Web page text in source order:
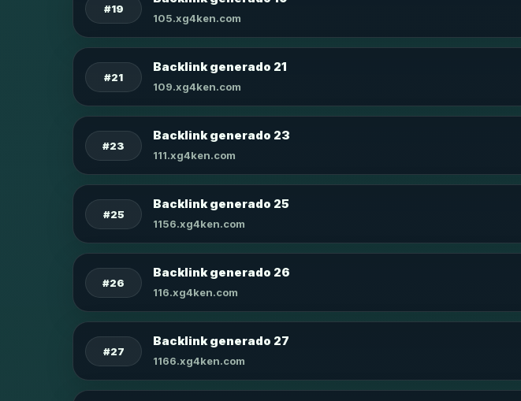
#19
105.xg4ken.com
#21
Backlink generado 21
109.xg4ken.com
#23
Backlink generado 23
111.xg4ken.com
#25
Backlink generado 25
1156.xg4ken.com
#26
Backlink generado 26
116.xg4ken.com
#27
Backlink generado 27
1166.xg4ken.com